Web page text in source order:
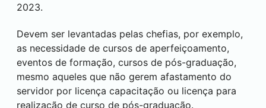
2023.
Devem ser levantadas pelas chefias, por exemplo,
as necessidade de cursos de aperfeiçoamento,
eventos de formação, cursos de pós-graduação,
mesmo aqueles que não gerem afastamento do
servidor por licença capacitação ou licença para
realização de curso de pós-graduação.